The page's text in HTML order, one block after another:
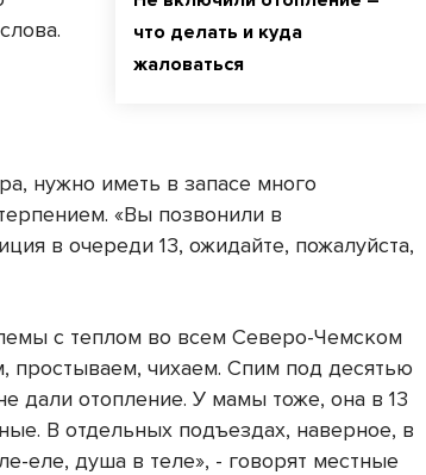
что делать и куда
жаловаться
нужно иметь в запасе много
«Вы позвонили в
в очереди 13, ожидайте, пожалуйста,
с теплом во всем Северо-Чемском
простываем, чихаем. Спим под десятью
дали отопление. У мамы тоже, она в 13
В отдельных подъездах, наверное, в
еле, душа в теле», - говорят местные